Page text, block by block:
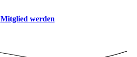
Mitglied werden